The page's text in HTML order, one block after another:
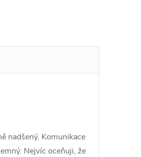
nadšený. Komunikace
Nejvíc oceňuji, že